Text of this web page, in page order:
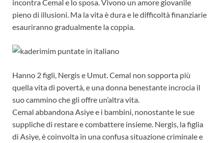
incontra Cemal e lo sposa. Vivono un amore giovanile
pieno di illusioni. Ma la vita è dura e le difficoltà finanziarie
esauriranno gradualmente la coppia.
Hanno 2 figli, Nergis e Umut. Cemal non sopporta più
quella vita di povertà, e una donna benestante incrocia il
suo cammino che gli offre un’altra vita.
Cemal abbandona Asiye e i bambini, nonostante le sue
suppliche di restare e combattere insieme. Nergis, la figlia
di Asiye, è coinvolta in una confusa situazione criminale e